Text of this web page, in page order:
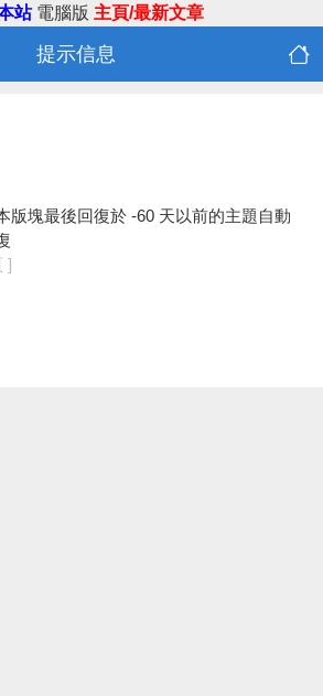
站 電腦版 主頁/最新文章
提示信息
版塊最後回復於 -60 天以前的主題自動
]